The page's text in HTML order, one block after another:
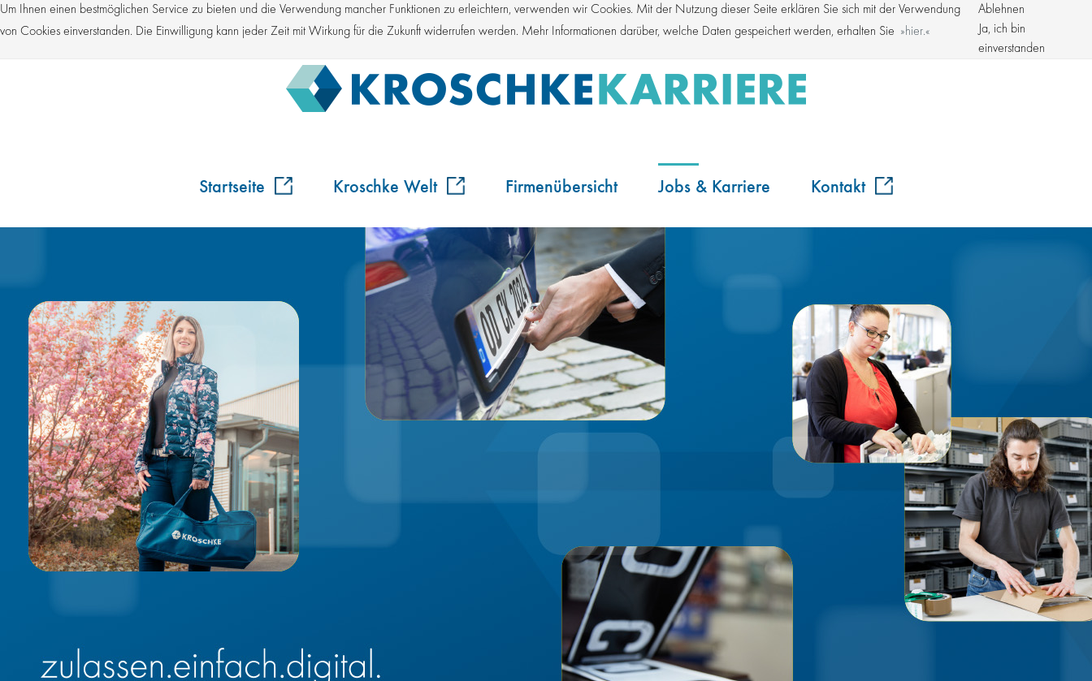
Um Ihnen einen bestmöglichen Service zu bieten und die Verwendung mancher Funktionen zu erleichtern, verwenden wir Cookies. Mit der Nutzung dieser Seite erklären Sie sich mit der Verwendung
von Cookies einverstanden. Die Einwilligung kann jeder Zeit mit Wirkung für die Zukunft widerrufen werden. Mehr Informationen darüber, welche Daten gespeichert werden, erhalten Sie
hier.
Ablehnen
Ja, ich bin
einverstanden
Kroschke Gruppe
Startseite Kroschke Welt Firmenübersicht Jobs & Karriere Kontakt